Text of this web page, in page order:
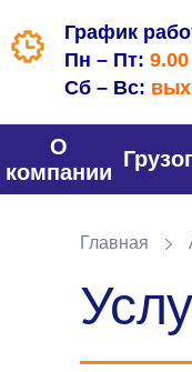
График
Пн – Пт:
Сб – Вс:
О
компании
Главная